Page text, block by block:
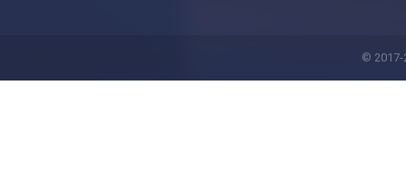
© 2017-